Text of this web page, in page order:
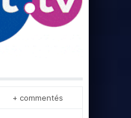
+ commentés